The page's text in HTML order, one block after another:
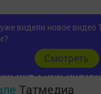
важным и
Татмедиа
видели новое видео
Cмотреть